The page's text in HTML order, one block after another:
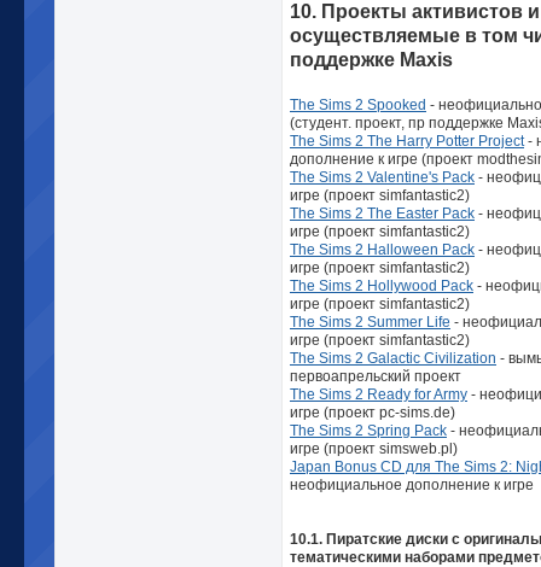
10. Проекты активистов
осуществляемые в том
поддержке Maxis
The Sims 2 Spooked -
(студент. проект, пр поддержке
The Sims 2 The Harry Potter Project-
дополнение к игре (проект
The Sims 2 Valentine's Pack -
игре (проект simfantastic2)
The Sims 2 The Easter Pack -
игре (проект simfantastic2)
The Sims 2 Halloween Pack -
игре (проект simfantastic2)
The Sims 2 Hollywood Pack -
игре (проект simfantastic2)
The Sims 2 Summer Life -
игре (проект simfantastic2)
The Sims 2 Galactic Civilization -
первоапрельский проект
The Sims 2 Ready for Army -
игре (проект pc-sims.de)
The Sims 2 Spring Pack -
игре (проект simsweb.pl)
Japan Bonus CD для The Sims 2:
неофициальное дополнение к игре
10.1. Пиратские диски с
тематическими наборами